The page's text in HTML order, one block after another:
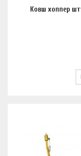
Ковш хоппер